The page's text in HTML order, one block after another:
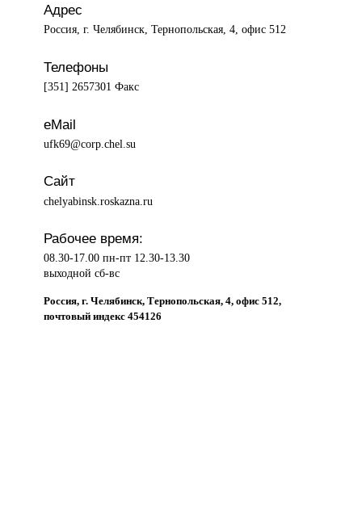
Адрес
Россия, г. Челябинск, Тернопольская, 4, офис 512
Телефоны
[351] 2657301 Факс
eMail
ufk69@corp.chel.su
Сайт
chelyabinsk.roskazna.ru
Рабочее время:
08.30-17.00 пн-пт 12.30-13.30
выходной сб-вс
Россия, г. Челябинск, Тернопольская, 4, офис 512,
почтовый индекс 454126